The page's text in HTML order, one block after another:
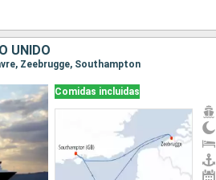
UNIDO
Zeebrugge, Southampton
Comidas incluidas